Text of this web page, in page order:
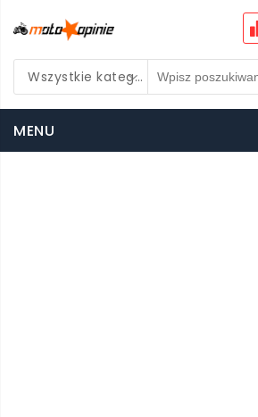
Wszystkie kategorie
MENU